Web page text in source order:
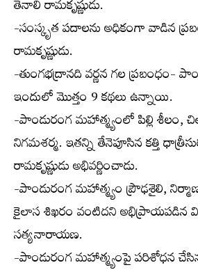
తెనాలి రామకృష్ణుడు.
-సంస్కృత పదాలను అధికంగా వాడిన
రామకృష్ణుడు.
-తుంగభద్రానది వర్ణన గల ప్రబంధం-
ఇందులో మొత్తం 9 కథలు ఉన్నాయి.
-పాండురంగ మహాత్మ్యంలో పిల్లి శీలం,
నిగమశర్మ. ఇతన్ని తేనెపూసిన కత్తి
రామకృష్ణుడు అభివర్ణించాడు.
-పాండురంగ మహాత్మ్యం ప్రౌఢశైలి,
కైలాస శిఖరం వంటిదని అభిప్రాయపడిన
సత్యనారాయణ.
-పాండురంగ మహాత్మ్యంపై పరిశోధన